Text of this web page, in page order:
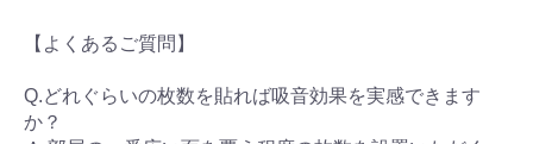
【よくあるご質問】
Q.どれぐらいの枚数を貼れば吸音効果を実感できます
か？